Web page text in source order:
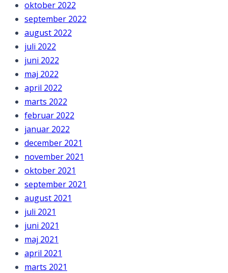
oktober 2022
september 2022
august 2022
juli 2022
juni 2022
maj 2022
april 2022
marts 2022
februar 2022
januar 2022
december 2021
november 2021
oktober 2021
september 2021
august 2021
juli 2021
juni 2021
maj 2021
april 2021
marts 2021